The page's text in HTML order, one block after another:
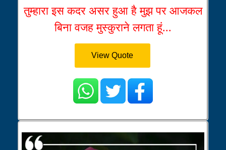
तुम्हारा इस कदर असर हुआ है मुझ पर आजकल
बिना वजह मुस्कुराने लगता हूं...
View Quote